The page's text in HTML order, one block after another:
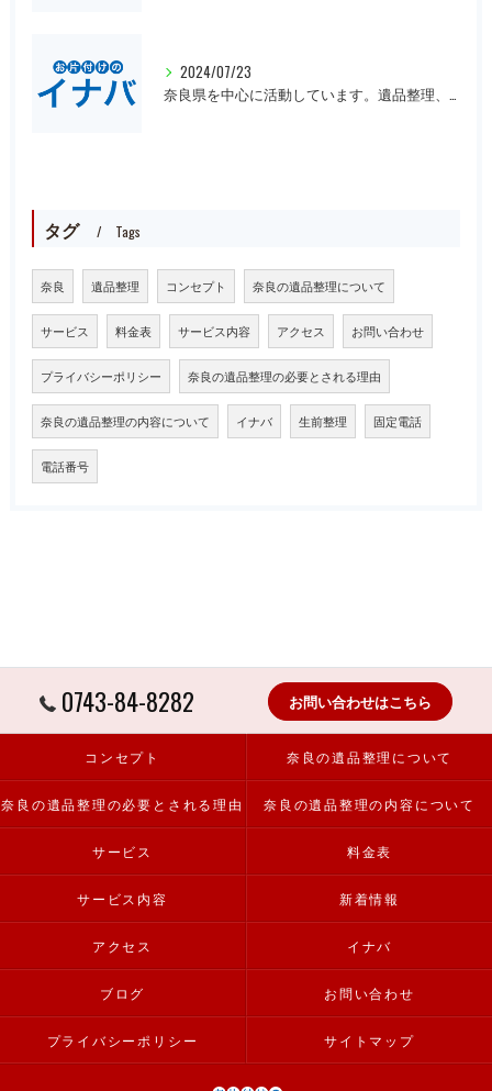
2024/07/23
奈良県を中心に活動しています。遺品整理、一軒丸ごとの片付け、オフィスや倉庫の処分等、大量にある場合は近県でも回収にお伺いいたします。先ずは無料見積もりをお願いします。
タグ Tags
奈良 遺品整理 コンセプト 奈良の遺品整理について
サービス 料金表 サービス内容 アクセス お問い合わせ
プライバシーポリシー 奈良の遺品整理の必要とされる理由
奈良の遺品整理の内容について イナバ 生前整理 固定電話
電話番号
0743-84-8282 お問い合わせはこちら
コンセプト 奈良の遺品整理について
奈良の遺品整理の必要とされる理由 奈良の遺品整理の内容について
サービス 料金表
サービス内容 新着情報
アクセス イナバ
ブログ お問い合わせ
プライバシーポリシー サイトマップ